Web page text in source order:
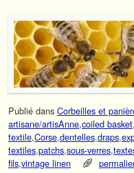
Publié dans Corbeilles et
artisane/artisAnne,coiled basket,
textile,Corse,dentelles,draps,
textiles,patchs,sous-verres,
fils,vintage linen